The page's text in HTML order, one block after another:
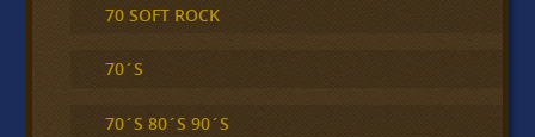
70 SOFT ROCK
70´S
70´S 80´S 90´S